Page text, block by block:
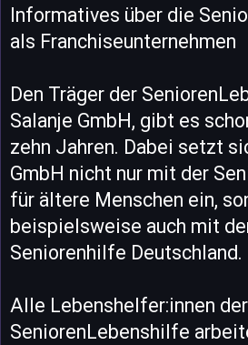
Informatives über die
als Franchiseunternehmen
Den Träger der
Salanje GmbH, gibt es
zehn Jahren. Dabei setzt
GmbH nicht nur mit der
für ältere Menschen ein,
beispielsweise auch mit
Seniorenhilfe Deutschland.
Alle Lebenshelfer:innen der
SeniorenLebenshilfe